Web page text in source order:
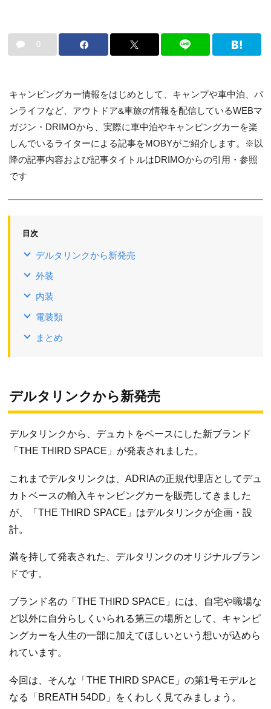
0
キャンピングカー情報をはじめとして、キャンプや車中泊、バ
ンライフなど、アウトドア&車旅の情報を配信しているWEBマ
ガジン・DRIMOから、実際に車中泊やキャンピングカーを楽
しんでいるライターによる記事をMOBYがご紹介します。※以
降の記事内容および記事タイトルはDRIMOからの引用・参照
です
目次
デルタリンクから新発売
外装
内装
電装類
まとめ
デルタリンクから新発売
デルタリンクから、デュカトをベースにした新ブランド
「THE THIRD SPACE」が発表されました。
これまでデルタリンクは、ADRIAの正規代理店としてデュ
カトベースの輸入キャンピングカーを販売してきました
が、「THE THIRD SPACE」はデルタリンクが企画・設
計。
満を持して発表された、デルタリンクのオリジナルブラン
ドです。
ブランド名の「THE THIRD SPACE」には、自宅や職場な
ど以外に自分らしくいられる第三の場所として、キャンピ
ングカーを人生の一部に加えてほしいという想いが込めら
れています。
今回は、そんな「THE THIRD SPACE」の第1号モデルと
なる「BREATH 54DD」をくわしく見てみましょう。